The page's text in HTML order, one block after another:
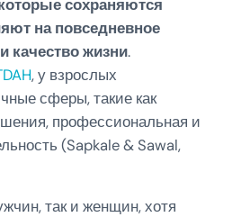
сохраняются
на повседневное
качество жизни.
, у взрослых
сферы, такие как
профессиональная и
(Sapkale & Sawal,
так и женщин, хотя